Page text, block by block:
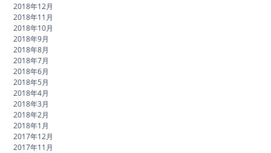
2018年12月
2018年11月
2018年10月
2018年9月
2018年8月
2018年7月
2018年6月
2018年5月
2018年4月
2018年3月
2018年2月
2018年1月
2017年12月
2017年11月